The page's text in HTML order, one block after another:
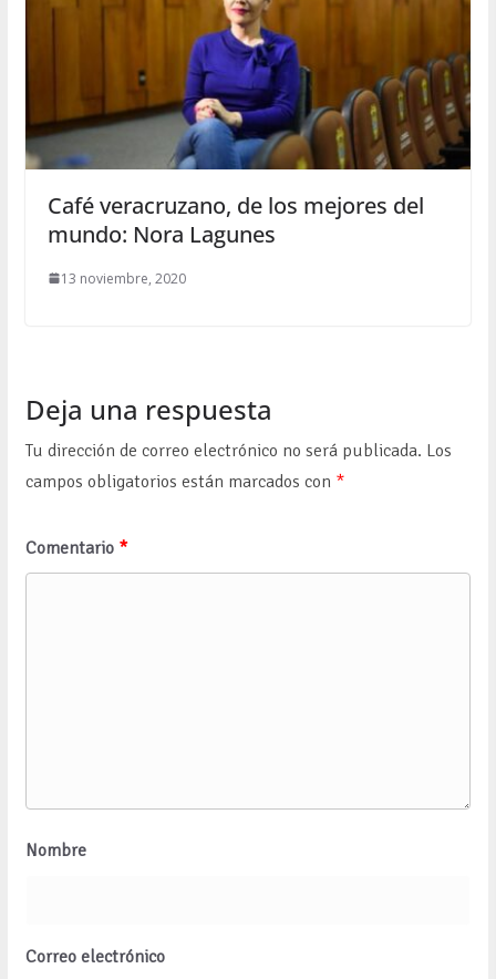
Café veracruzano, de los mejores del
mundo: Nora Lagunes
13 noviembre, 2020
Deja una respuesta
Tu dirección de correo electrónico no será publicada. Los
campos obligatorios están marcados con *
Comentario *
Nombre
Correo electrónico